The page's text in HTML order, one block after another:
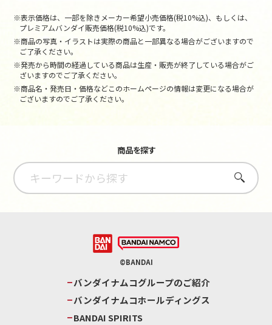
※表示価格は、一部を除きメーカー希望小売価格(税10%込)、もしくは、
プレミアムバンダイ販売価格(税10%込)です。
※商品の写真・イラストは実際の商品と一部異なる場合がございますので
ご了承ください。
※発売から時間の経過している商品は生産・販売が終了している場合がご
ざいますのでご了承ください。
※商品名・発売日・価格などこのホームページの情報は変更になる場合が
ございますのでご了承ください。
商品を探す
さがす
©BANDAI
バンダイナムコグループのご紹介
バンダイナムコホールディングス
BANDAI SPIRITS